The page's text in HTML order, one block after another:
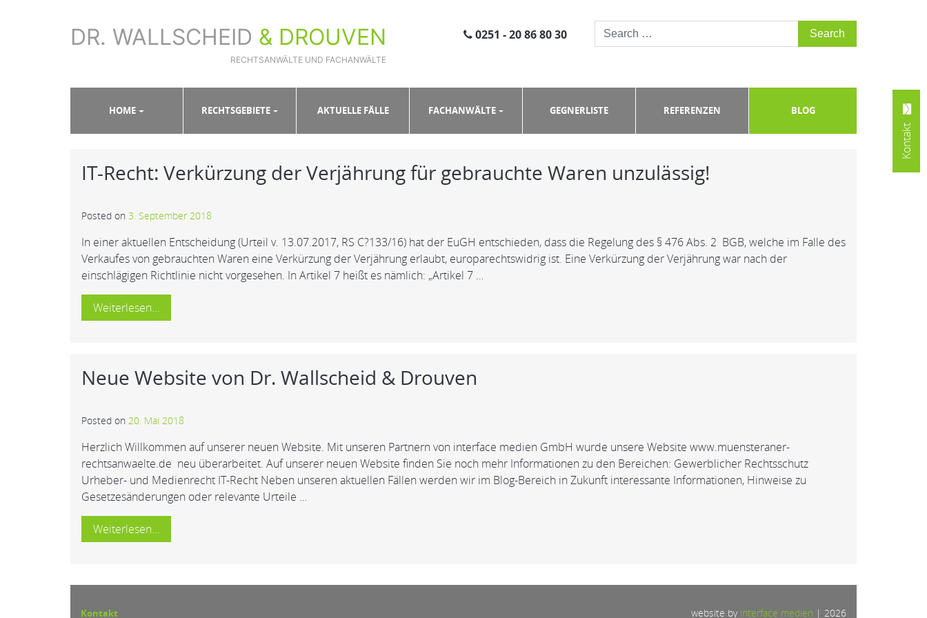
DR. WALLSCHEID & DROUVEN
RECHTSANWÄLTE UND FACHANWÄLTE
0251 - 20 86 80 30
HOME RECHTSGEBIETE AKTUELLE FÄLLE FACHANWÄLTE GEGNERLISTE REFERENZEN BLOG
IT-Recht: Verkürzung der Verjährung für gebrauchte Waren unzulässig!
Posted on 3. September 2018
In einer aktuellen Entscheidung (Urteil v. 13.07.2017, RS C?133/16) hat der EuGH entschieden, dass die Regelung des § 476 Abs. 2 BGB, welche im Falle des
Verkaufes von gebrauchten Waren eine Verkürzung der Verjährung erlaubt, europarechtswidrig ist. Eine Verkürzung der Verjährung war nach der
einschlägigen Richtlinie nicht vorgesehen. In Artikel 7 heißt es nämlich: „Artikel 7 …
Weiterlesen…
Neue Website von Dr. Wallscheid & Drouven
Posted on 20. Mai 2018
Herzlich Willkommen auf unserer neuen Website. Mit unseren Partnern von interface medien GmbH wurde unsere Website www.muensteraner-
rechtsanwaelte.de neu überarbeitet. Auf unserer neuen Website finden Sie noch mehr Informationen zu den Bereichen: Gewerblicher Rechtsschutz
Urheber- und Medienrecht IT-Recht Neben unseren aktuellen Fällen werden wir im Blog-Bereich in Zukunft interessante Informationen, Hinweise zu
Gesetzesänderungen oder relevante Urteile …
Weiterlesen…
Kontakt website by interface medien | 2026
Kontakt